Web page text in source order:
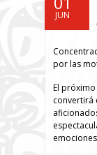
JUN
por las
El
convertirá